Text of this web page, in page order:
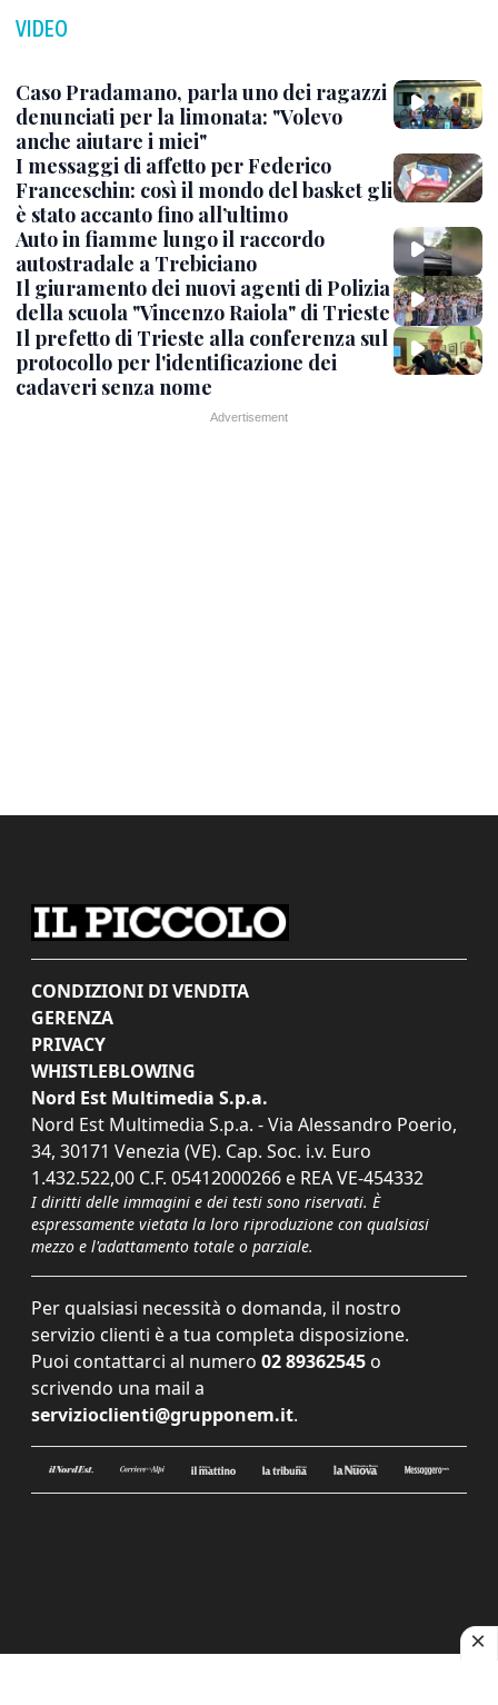
VIDEO
Caso Pradamano, parla uno dei ragazzi
denunciati per la limonata: "Volevo
anche aiutare i miei"
I messaggi di affetto per Federico
Franceschin: così il mondo del basket gli
è stato accanto fino all’ultimo
Auto in fiamme lungo il raccordo
autostradale a Trebiciano
Il giuramento dei nuovi agenti di Polizia
della scuola "Vincenzo Raiola" di Trieste
Il prefetto di Trieste alla conferenza sul
protocollo per l'identificazione dei
cadaveri senza nome
CONDIZIONI DI VENDITA
GERENZA
PRIVACY
WHISTLEBLOWING
Nord Est Multimedia S.p.a.
Nord Est Multimedia S.p.a. - Via Alessandro Poerio,
34, 30171 Venezia (VE). Cap. Soc. i.v. Euro
1.432.522,00 C.F. 05412000266 e REA VE-454332
I diritti delle immagini e dei testi sono riservati. È
espressamente vietata la loro riproduzione con qualsiasi
mezzo e l'adattamento totale o parziale.
Per qualsiasi necessità o domanda, il nostro
servizio clienti è a tua completa disposizione.
Puoi contattarci al numero 02 89362545 o
scrivendo una mail a
servizioclienti@grupponem.it.